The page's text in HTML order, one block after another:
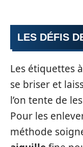
LES DÉFIS
Les étiquettes à
se briser et
l’on tente de
Pour les
méthode